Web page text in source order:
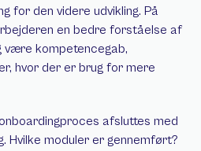
for den videre udvikling. På
en bedre forståelse af
være kompetencegab,
hvor der er brug for mere
afsluttes med
Hvilke moduler er gennemført?